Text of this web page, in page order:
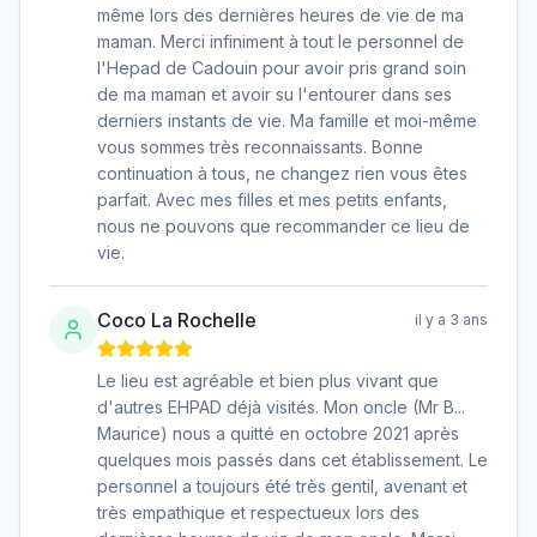
même lors des dernières heures de vie de ma
maman. Merci infiniment à tout le personnel de
l'Hepad de Cadouin pour avoir pris grand soin
de ma maman et avoir su l'entourer dans ses
derniers instants de vie. Ma famille et moi-même
vous sommes très reconnaissants. Bonne
continuation à tous, ne changez rien vous êtes
parfait. Avec mes filles et mes petits enfants,
nous ne pouvons que recommander ce lieu de
vie.
Coco La Rochelle il y a 3 ans
Le lieu est agréable et bien plus vivant que
d'autres EHPAD déjà visités. Mon oncle (Mr B...
Maurice) nous a quitté en octobre 2021 après
quelques mois passés dans cet établissement. Le
personnel a toujours été très gentil, avenant et
très empathique et respectueux lors des